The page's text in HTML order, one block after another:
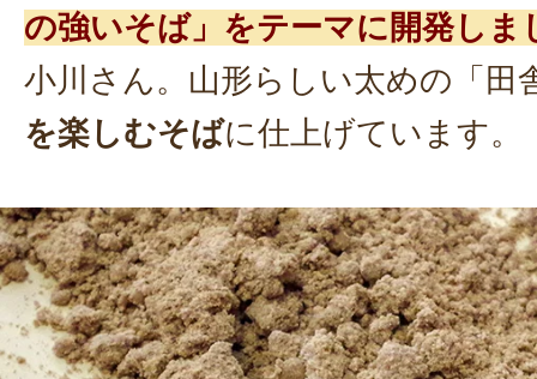
の強いそば」をテーマに開発しま
小川さん。山形らしい太めの「田
を楽しむそばに仕上げています。